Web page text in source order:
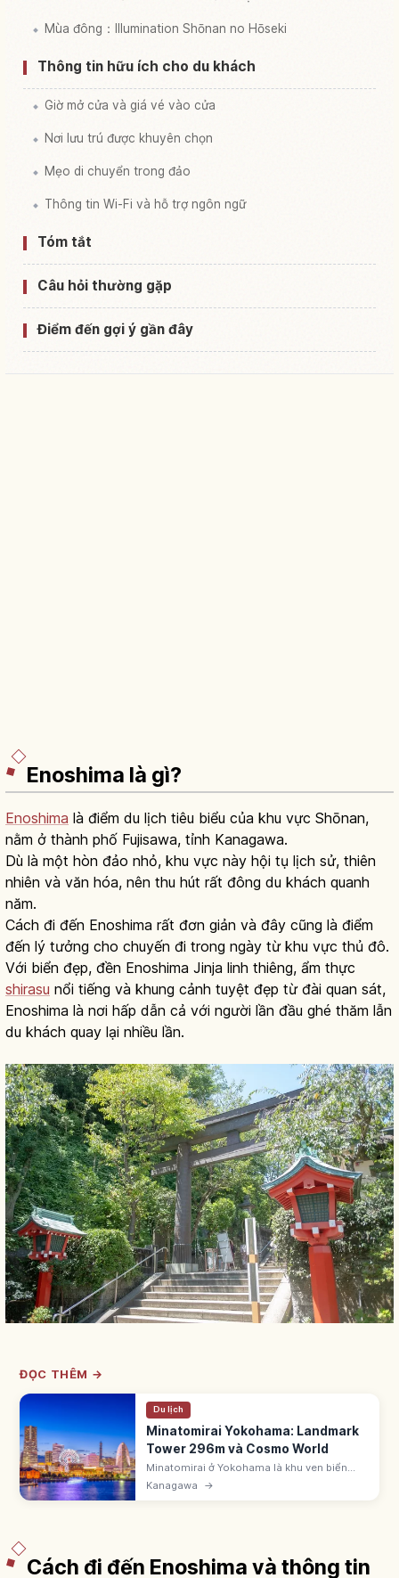
Mùa đông：Illumination Shōnan no Hōseki
Thông tin hữu ích cho du khách
Giờ mở cửa và giá vé vào cửa
Nơi lưu trú được khuyên chọn
Mẹo di chuyển trong đảo
Thông tin Wi-Fi và hỗ trợ ngôn ngữ
Tóm tắt
Câu hỏi thường gặp
Điểm đến gợi ý gần đây
Enoshima là gì?
Enoshima là điểm du lịch tiêu biểu của khu vực Shōnan,
nằm ở thành phố Fujisawa, tỉnh Kanagawa.
Dù là một hòn đảo nhỏ, khu vực này hội tụ lịch sử, thiên
nhiên và văn hóa, nên thu hút rất đông du khách quanh
năm.
Cách đi đến Enoshima rất đơn giản và đây cũng là điểm
đến lý tưởng cho chuyến đi trong ngày từ khu vực thủ đô.
Với biển đẹp, đền Enoshima Jinja linh thiêng, ẩm thực
shirasu nổi tiếng và khung cảnh tuyệt đẹp từ đài quan sát,
Enoshima là nơi hấp dẫn cả với người lần đầu ghé thăm lẫn
du khách quay lại nhiều lần.
ĐỌC THÊM →
Du lịch
Minatomirai Yokohama: Landmark
Tower 296m và Cosmo World
Minatomirai ở Yokohama là khu ven biển
hiện đại với Landmark Tower 296m, Red
Brick Warehouse và Cosmo World. Đi JR
Kanagawa →
Cách đi đến Enoshima và thông tin